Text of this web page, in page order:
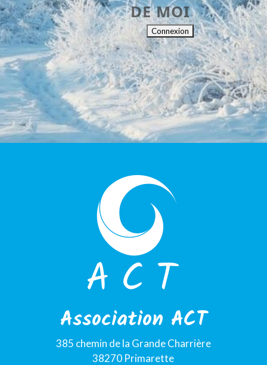
DE MOI
Association ACT
385 chemin de la Grande Charrière
38270 Primarette